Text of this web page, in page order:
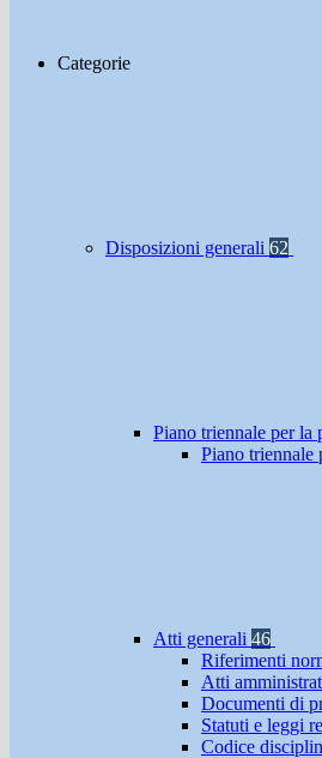
Categorie
Disposizioni generali 62
Piano triennale per la
Piano triennale
Atti generali 46
Riferimenti
Atti
Documenti di
Statuti e leggi
Codice